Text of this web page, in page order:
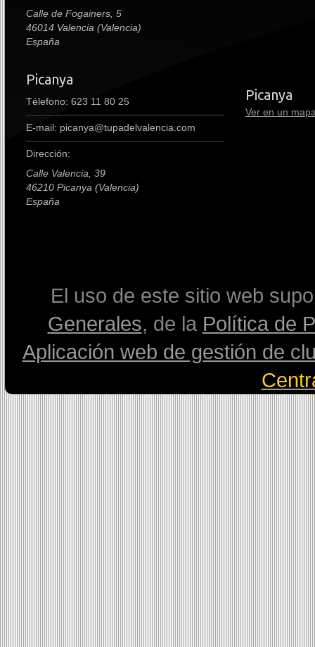
Calle de Fogainers, 5
46014 Valencia (Valencia)
España
Picanya
Télefono: 623 11 80 25
E-mail: picanya@tupadelvalencia.com
Dirección:
Calle Valencia, 39
46210 Picanya (Valencia)
España
premium
Picanya
Ver en un
El uso de este sitio web
Generales, de la Política de
Aplicación web de gestión de